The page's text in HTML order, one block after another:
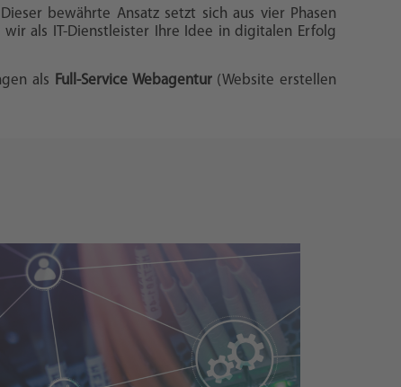
bewährte Ansatz setzt sich aus vier Phasen
als IT-Dienstleister Ihre Idee in digitalen Erfolg
als Full-Service Webagentur(Website erstellen